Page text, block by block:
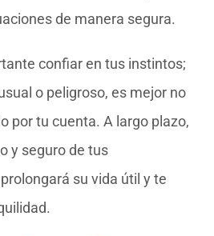
de manera segura.
confiar en tus instintos;
o peligroso, es mejor no
por tu cuenta. A largo plazo,
y seguro de tus
su vida útil y te